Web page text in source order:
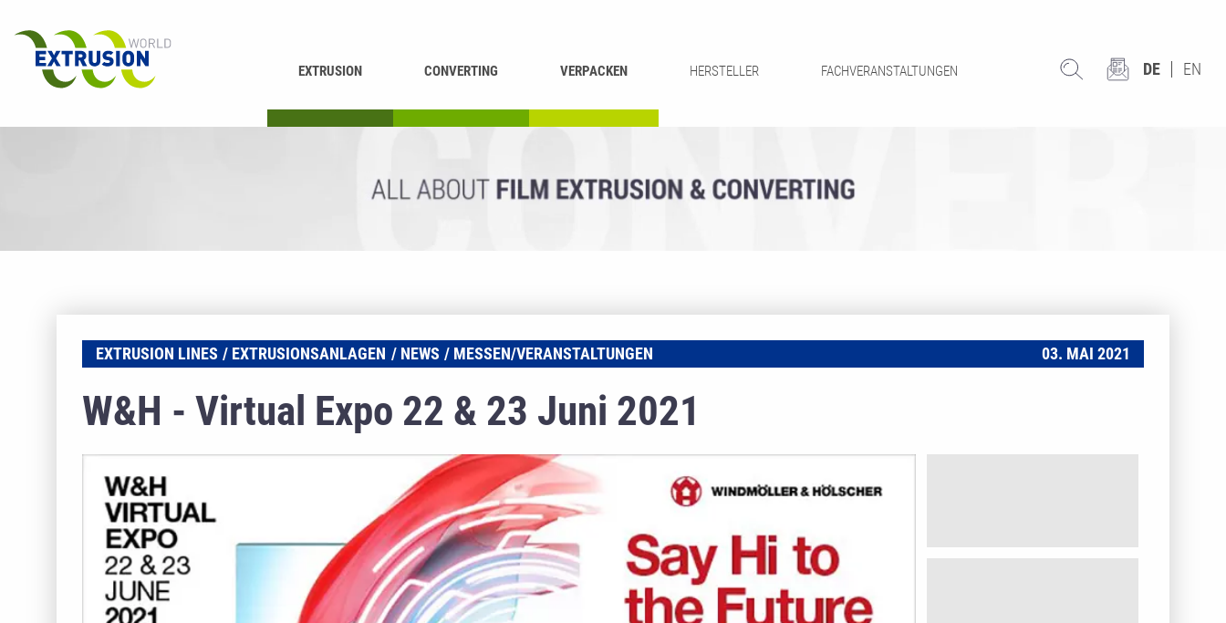
EXTRUSION CONVERTING VERPACKEN HERSTELLER FACHVERANSTALTUNGEN DE EN
EXTRUSION LINES EXTRUSIONSANLAGEN NEWS MESSEN/VERANSTALTUNGEN 03. MAI 2021
W&H - Virtual Expo 22 & 23 Juni 2021